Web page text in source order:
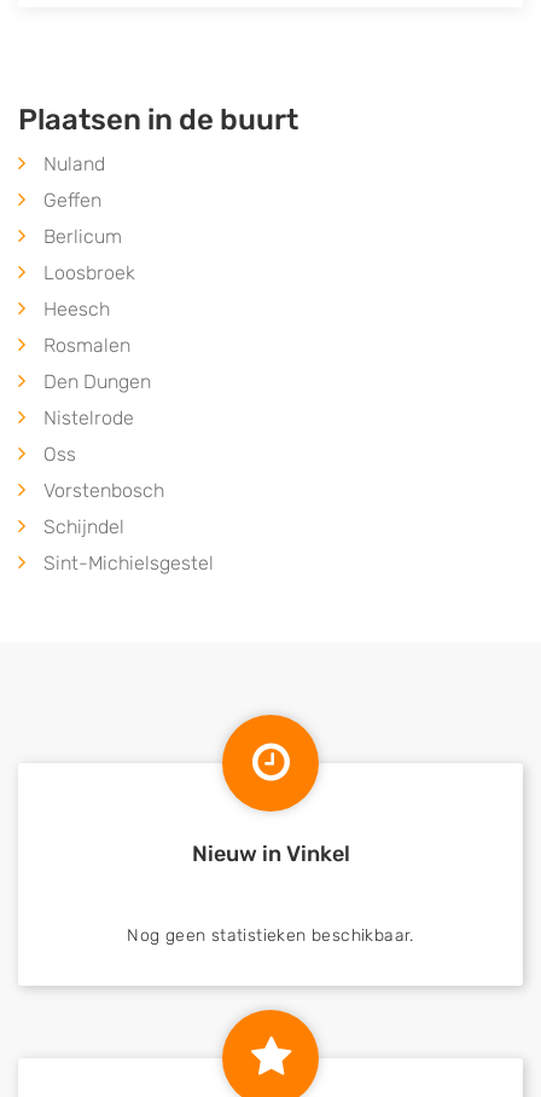
Plaatsen in de buurt
Nuland
Geffen
Berlicum
Loosbroek
Heesch
Rosmalen
Den Dungen
Nistelrode
Oss
Vorstenbosch
Schijndel
Sint-Michielsgestel
Nieuw in Vinkel
Nog geen statistieken beschikbaar.